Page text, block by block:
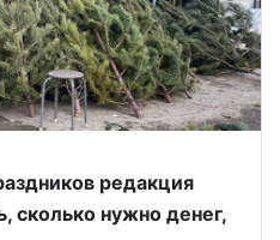
редакция
сколько нужно денег,